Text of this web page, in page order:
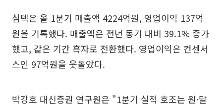
심텍은 올 1분기 매출액 4224억원, 영업이익 137억
원을 기록했다. 매출액은 전년 동기 대비 39.1% 증가
했고, 같은 기간 흑자로 전환했다. 영업이익은 컨센서
스인 97억원을 웃돌았다.
박강호 대신증권 연구원은 "1분기 실적 호조는 원·달